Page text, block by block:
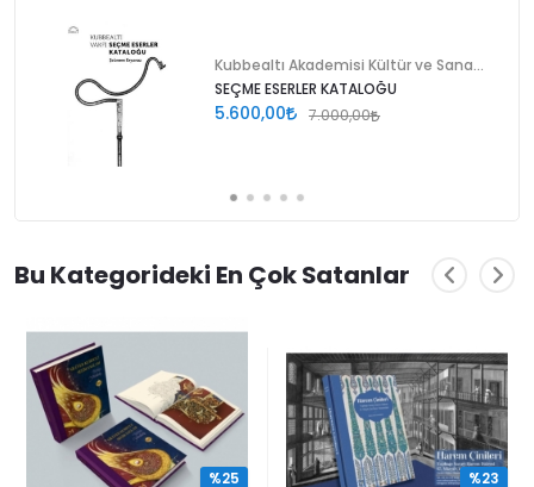
SEÇME ESERLER KATALOĞU
5.600,00 7.000,00
Bu Kategorideki En Çok Satanlar
%25 %23